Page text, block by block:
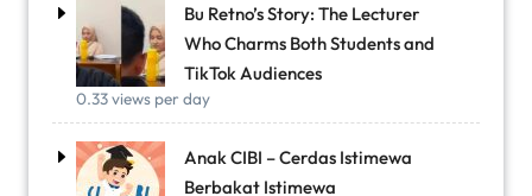
Bu Retno’s Story: The Lecturer
Who Charms Both Students and
TikTok Audiences
0.33 views per day
Anak CIBI – Cerdas Istimewa
Berbakat Istimewa